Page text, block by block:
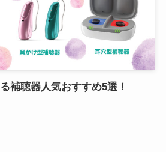
補聴器人気おすすめ5選！